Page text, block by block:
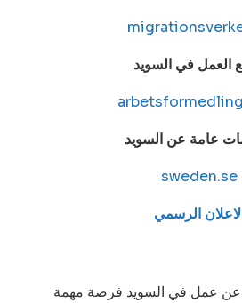
العمل في السويد
عامة عن السويد
sweden.se
الرسمي
عن عمل في السويد فرصة مهمة